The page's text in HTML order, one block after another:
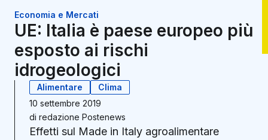
Economia e Mercati
UE: Italia è paese europeo più
esposto ai rischi
idrogeologici
Alimentare
Clima
10 settembre 2019
di redazione Postenews
Effetti sul Made in Italy agroalimentare